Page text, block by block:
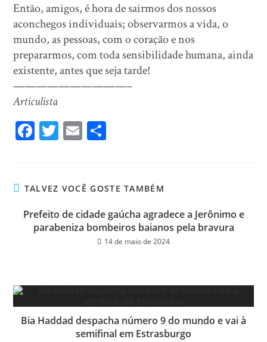
Então, amigos, é hora de sairmos dos nossos
aconchegos individuais; observarmos a vida, o
mundo, as pessoas, com o coração e nos
prepararmos, com toda sensibilidade humana, ainda
existente, antes que seja tarde!
——————————–
Articulista
Fa
ok
T
er
E
TALVEZ VOCÊ GOSTE TAMBÉM
Prefeito de cidade gaúcha agradece a Jerônimo e
parabeniza bombeiros baianos pela bravura
14 de maio de 2024
Bia Haddad despacha número 9 do mundo e vai à
semifinal em Estrasburgo